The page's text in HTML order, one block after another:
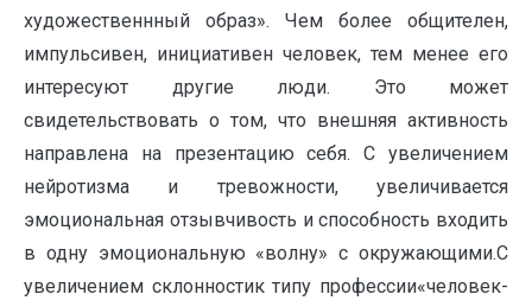
художественнный образ». Чем более общителен,
импульсивен, инициативен человек, тем менее его
интересуют другие люди. Это может
свидетельствовать о том, что внешняя активность
направлена на презентацию себя. С увеличением
нейротизма и тревожности, увеличивается
эмоциональная отзывчивость и способность входить
в одну эмоциональную «волну» с окружающими.С
увеличением склонностик типу профессии«человек-